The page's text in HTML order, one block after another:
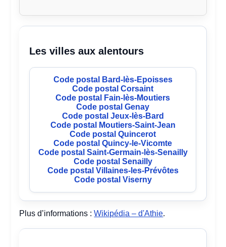
Les villes aux alentours
Code postal Bard-lès-Epoisses
Code postal Corsaint
Code postal Fain-lès-Moutiers
Code postal Genay
Code postal Jeux-lès-Bard
Code postal Moutiers-Saint-Jean
Code postal Quincerot
Code postal Quincy-le-Vicomte
Code postal Saint-Germain-lès-Senailly
Code postal Senailly
Code postal Villaines-les-Prévôtes
Code postal Viserny
Plus d’informations :Wikipédia – d'Athie.